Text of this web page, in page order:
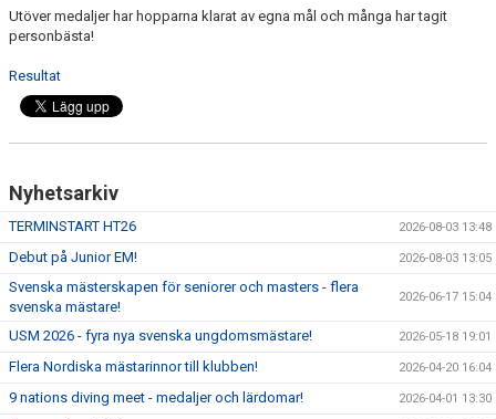
Utöver medaljer har hopparna klarat av egna mål och många har tagit
personbästa!
Resultat
Nyhetsarkiv
TERMINSTART HT26 2026-08-03 13:48
Debut på Junior EM! 2026-08-03 13:05
Svenska mästerskapen för seniorer och masters - flera
svenska mästare!
2026-06-17 15:04
USM 2026 - fyra nya svenska ungdomsmästare! 2026-05-18 19:01
Flera Nordiska mästarinnor till klubben! 2026-04-20 16:04
9 nations diving meet - medaljer och lärdomar! 2026-04-01 13:30